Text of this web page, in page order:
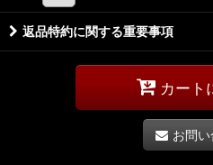
返品特約に関する重要事項
カート
お問